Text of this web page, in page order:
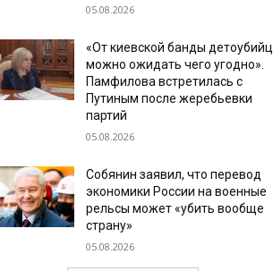
05.08.2026
«От киевской банды детоубийц
можно ожидать чего угодно».
Памфилова встретилась с
Путиным после жеребьевки
партий
05.08.2026
Собянин заявил, что перевод
экономики России на военные
рельсы может «убить вообще
страну»
05.08.2026